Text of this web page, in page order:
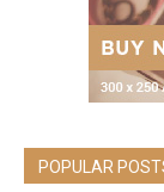
POPULAR